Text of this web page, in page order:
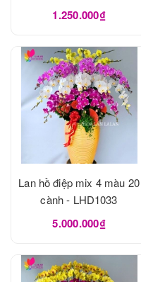
1.250.000₫
Lan hồ điệp mix 4 màu 20
cành - LHD1033
5.000.000₫